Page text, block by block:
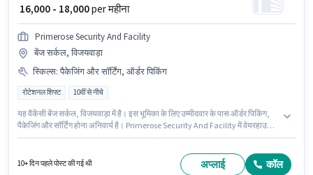
₹ 16,000 - 18,000per महीना
Primerose Security And Facility
बेंज सर्कल, विजयवाड़ा
स्किल्स: पैकेजिंग और सॉर्टिंग, ऑर्डर पिकिंग
रोटेशनल शिफ्ट 10वीं से नीचे
यह वैकेंसी बेंज सर्कल, विजयवाड़ा में है। इस भूमिका के लिए उम्मीदवार के पास ऑर्डर पिकिंग,
पैकेजिंग और सॉर्टिंग होना अनिवार्य है। Primerose Security And Facility में वेयरहाउस
भूमिका में Fixed वेतन संरचना मिलती है।
10+ दिन पहले पोस्ट की गई थी अप्लाई कॉल